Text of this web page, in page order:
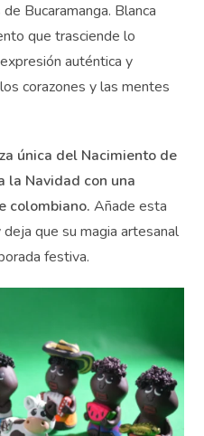
Bucaramanga. Blanca
que trasciende lo
auténtica y
corazones y las mentes
única del Nacimiento
la Navidad con una
que su magia
temporada festiva.